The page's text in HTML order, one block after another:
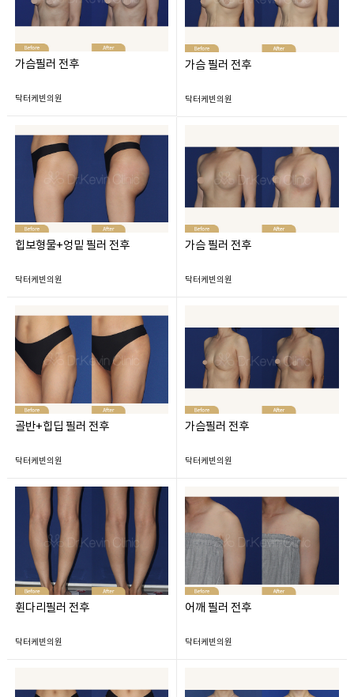
가슴필러 전후
닥터케빈의원
가슴 필러 전후
닥터케빈의원
힙보형물+엉밑 필러 전후
닥터케빈의원
가슴 필러 전후
닥터케빈의원
골반+힙딥 필러 전후
닥터케빈의원
가슴필러 전후
닥터케빈의원
휜다리필러 전후
닥터케빈의원
어깨 필러 전후
닥터케빈의원